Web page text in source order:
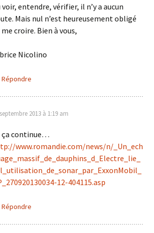
voir, entendre, vérifier, il n’y a aucun
Mais nul n’est heureusement obligé
me croire. Bien à vous,
Nicolino
Répondre
2013 à 1:19 am
ça continue…
www.romandie.com/news/n/_Un_ech
12-404115.asp
Répondre